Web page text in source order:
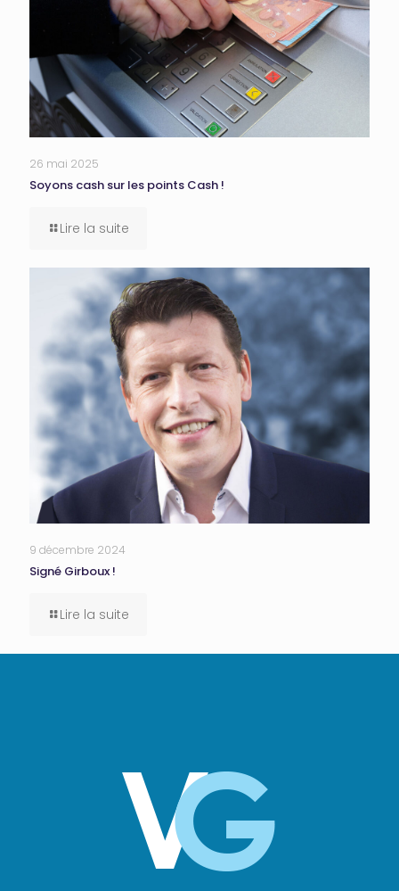
26 mai 2025
Soyons cash sur les points Cash !
Lire la suite
9 décembre 2024
Signé Girboux !
Lire la suite